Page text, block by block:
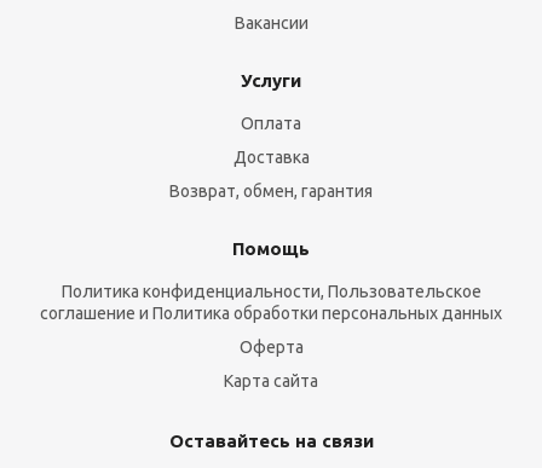
Вакансии
Услуги
Оплата
Доставка
Возврат, обмен, гарантия
Помощь
Политика конфиденциальности, Пользовательское
соглашение и Политика обработки персональных данных
Оферта
Карта сайта
Оставайтесь на связи